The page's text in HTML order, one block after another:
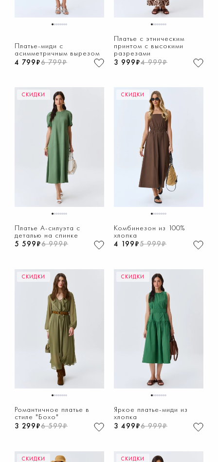
12345678
Платье-миди с
асимметричным вырезом
4 799₽6 799₽
12345678
Платье с этническим
принтом с высокими
разрезами
3 999₽4 999₽
СКИДКИ
12345678
Платье А-силуэта с
деталью на спинке
5 599₽6 999₽
СКИДКИ
12345678
Комбинезон из 100%
хлопка
4 199₽5 999₽
СКИДКИ
12345678
Романтичное платье в
стиле "Бохо"
3 299₽6 599₽
СКИДКИ
12345678
Яркое платье-миди из
хлопка
3 499₽6 999₽
СКИДКИ СКИДКИ